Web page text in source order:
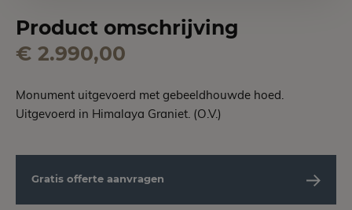
Product omschrijving
€ 2.990,00
Monument uitgevoerd met gebeeldhouwde hoed.
Uitgevoerd in Himalaya Graniet. (O.V.)
Gratis offerte aanvragen